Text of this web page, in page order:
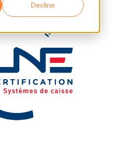
Decline